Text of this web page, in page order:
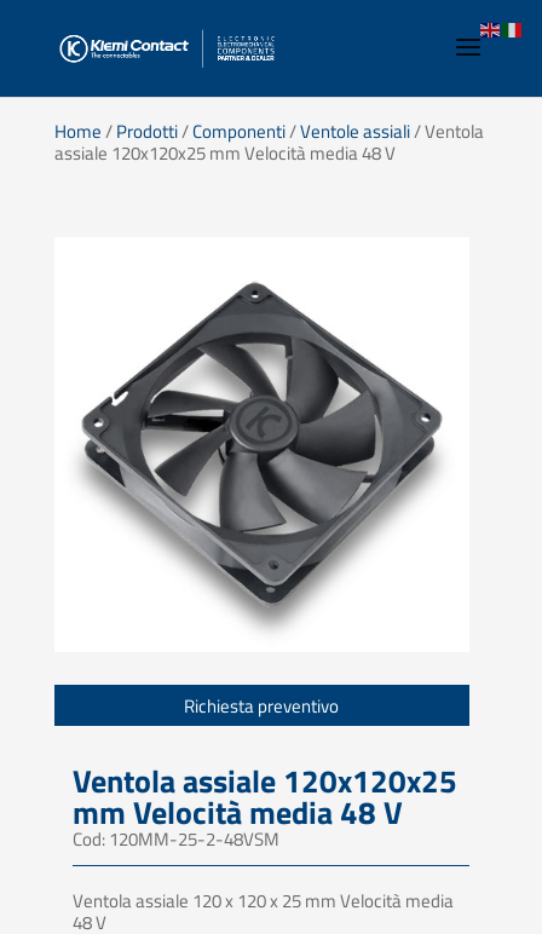
Home/Prodotti/Componenti/Ventole assiali/ Ventola
assiale 120x120x25 mm Velocità media 48 V
Richiesta preventivo
Ventola assiale 120x120x25
mm Velocità media 48 V
Cod: 120MM-25-2-48VSM
Ventola assiale 120 x 120 x 25 mm Velocità media
48 V